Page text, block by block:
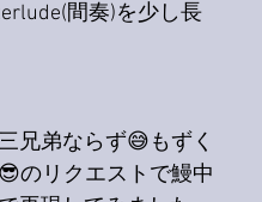
間奏)を少し長
兄弟ならず😅もずく
のリクエストで鰻中